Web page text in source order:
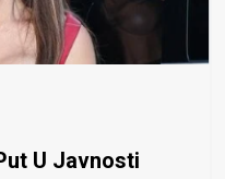
U Javnosti